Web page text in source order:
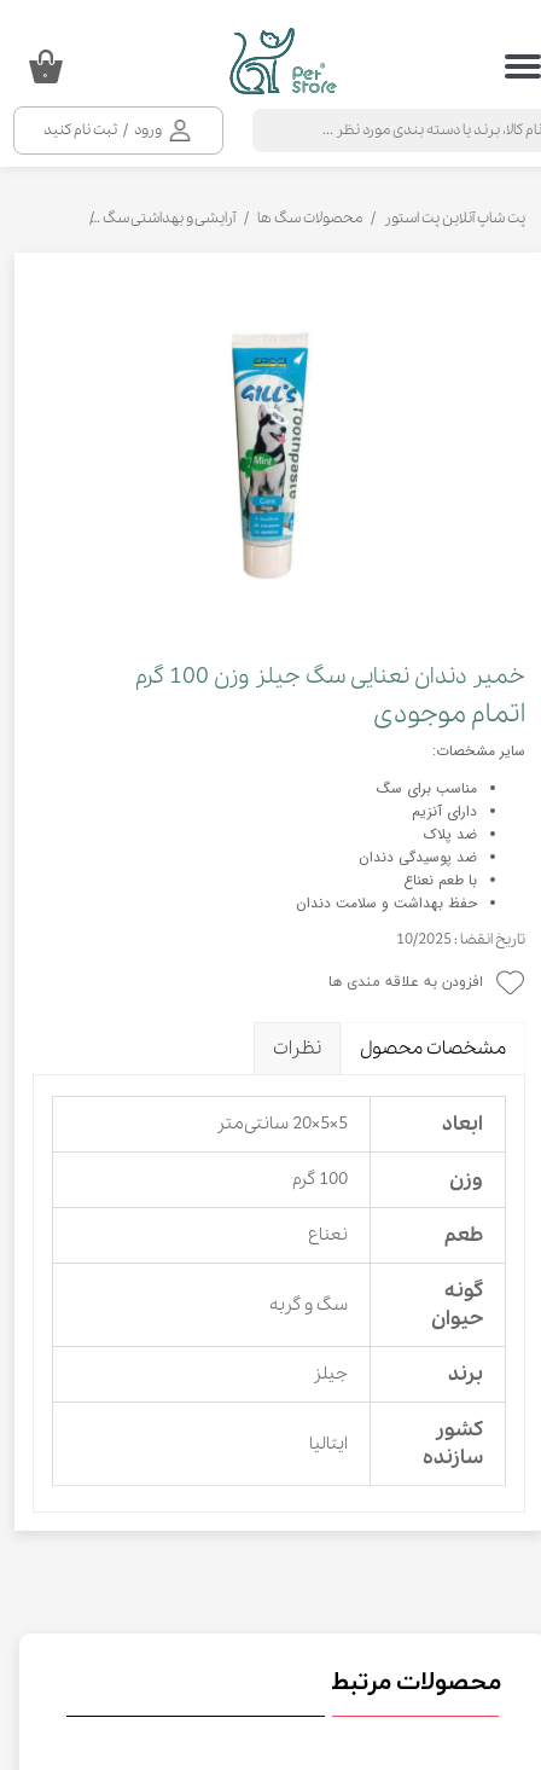
ورود / ثبت نام کنید
حساب کاربری من
خروج از حساب کاربری
۰
پت شاپ آنلاین پت استور محصولات سگ ها آرایشی و بهداشتی سگ
خمیر دندان نعنایی سگ جیلز وزن 100 گرم
اتمام موجودی
سایر مشخصات:
مناسب برای سگ
دارای آنزیم
ضد پلاک
ضد پوسیدگی دندان
با طعم نعناع
حفظ بهداشت و سلامت دندان
تاریخ انقضا : 10/2025
افزودن به علاقه مندی ها
مشخصات محصول نظرات
ابعاد 5×5×20 سانتی‌متر
وزن 100 گرم
طعم نعناع
گونه
حیوان
سگ و گربه
برند جیلز
کشور
سازنده
ایتالیا
محصولات مرتبط